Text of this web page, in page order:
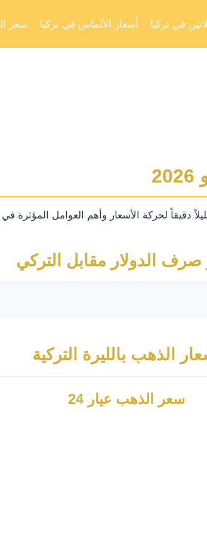
سعر أسعار الألماس في تركيا في تركيا
دقيقاً لحركة الأسعار وأهم العوامل المؤثرة
الدولار مقابل التركي
الذهب بالليرة التركية
سعر الذهب عيار 24